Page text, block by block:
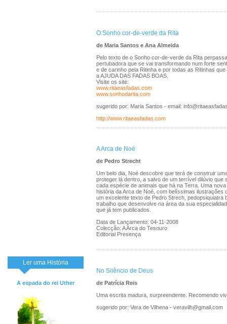
Ler uma História
A espada do rei Uther
O Sonho cor-de-verde da Rita
de Maria Santos e Ana Almeida
Pelo texto de o Sonho cor-de-verde da Rita
pertubadora que se vai transformando num forte
e de carinho pela Ritinha e por todas as Ritinhas
a AJUDA DAS FADAS BOAS.
Visite os site:
www.ritaeasfadas.com
www.sonhodarita.com
sugerido por: Maria Santos - email:
http://www.ritaeasfadas.com
A Arca de Noé
de Pedro Strecht
Um belo dia, Noé descobre que terá de construir
proteger lá dentro, a salvo de um terrível dilúvio que
cada espécie de animais que há na Terra. Uma
história da Arca de Noé, com belíssimas ilustrações
um excelente texto de Pedro Strech, pedopsiquiatra
trabalho que desenvolve na área da sua
que já tem publicados.
Data de Lançamento: 04-11-2008
Colecção: A Arca do Tesouro
Editorial Presença
No Silêncio de Deus
de Patrícia Reis
Uma escrita madura, surpreendente. Recomendo
sugerido por: Vera de Vilhena - veravilh@gmail.com